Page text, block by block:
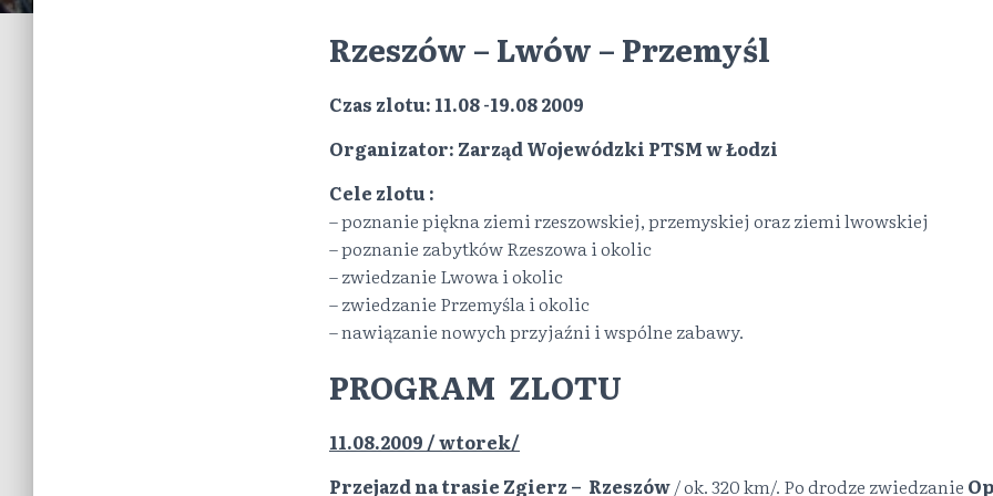
Rzeszów – Lwów – Przemyśl
Czas zlotu: 11.08 -19.08 2009
Organizator: Zarząd Wojewódzki PTSM w Łodzi
Cele zlotu :
– poznanie piękna ziemi rzeszowskiej, przemyskiej oraz ziemi lwowskiej
– poznanie zabytków Rzeszowa i okolic
– zwiedzanie Lwowa i okolic
– zwiedzanie Przemyśla i okolic
– nawiązanie nowych przyjaźni i wspólne zabawy.
PROGRAM ZLOTU
11.08.2009 / wtorek/
Przejazd na trasie Zgierz – Rzeszów/ ok. 320 km/. Po drodze zwiedzanie